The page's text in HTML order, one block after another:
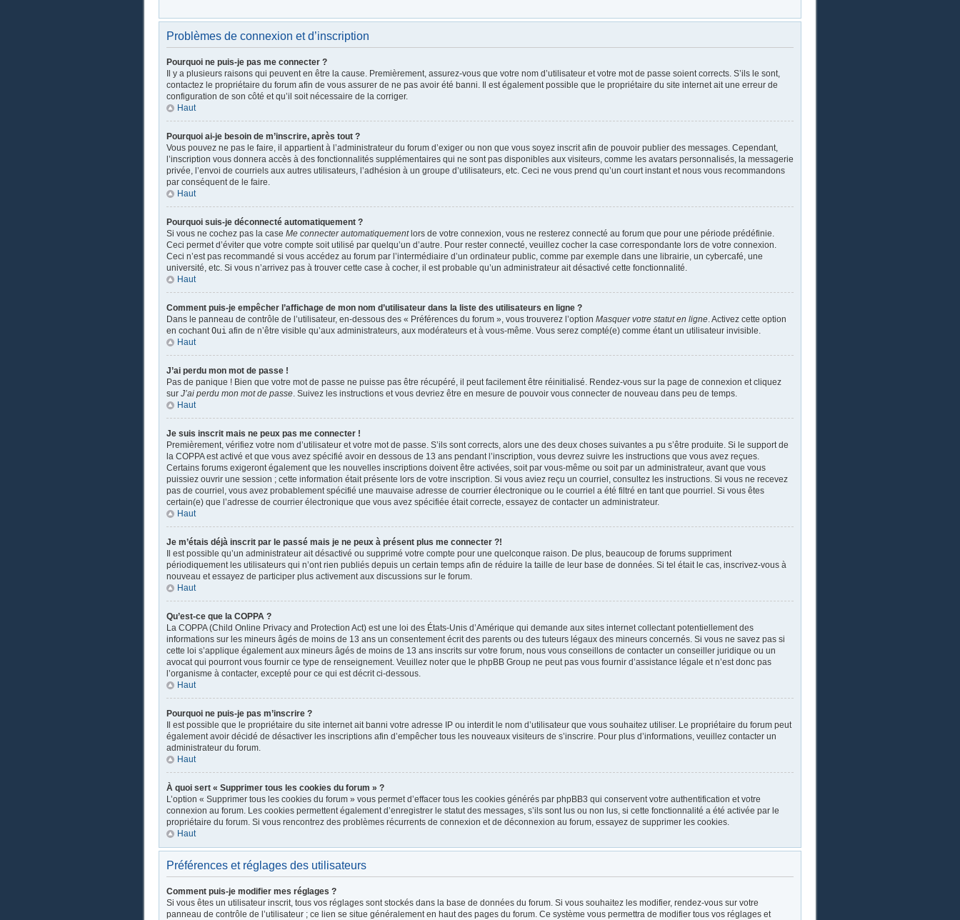
Problèmes de connexion et d’inscription
Pourquoi ne puis-je pas me connecter ?
Il y a plusieurs raisons qui peuvent en être la cause. Premièrement, assurez-vous que votre nom d’utilisateur et votre mot de passe soient corrects. S’ils le sont,
contactez le propriétaire du forum afin de vous assurer de ne pas avoir été banni. Il est également possible que le propriétaire du site internet ait une erreur de
configuration de son côté et qu’il soit nécessaire de la corriger.
Haut
Pourquoi ai-je besoin de m’inscrire, après tout ?
Vous pouvez ne pas le faire, il appartient à l’administrateur du forum d’exiger ou non que vous soyez inscrit afin de pouvoir publier des messages. Cependant,
l’inscription vous donnera accès à des fonctionnalités supplémentaires qui ne sont pas disponibles aux visiteurs, comme les avatars personnalisés, la messagerie
privée, l’envoi de courriels aux autres utilisateurs, l’adhésion à un groupe d’utilisateurs, etc. Ceci ne vous prend qu’un court instant et nous vous recommandons
par conséquent de le faire.
Haut
Pourquoi suis-je déconnecté automatiquement ?
Si vous ne cochez pas la case Me connecter automatiquementlors de votre connexion, vous ne resterez connecté au forum que pour une période prédéfinie.
Ceci permet d’éviter que votre compte soit utilisé par quelqu’un d’autre. Pour rester connecté, veuillez cocher la case correspondante lors de votre connexion.
Ceci n’est pas recommandé si vous accédez au forum par l’intermédiaire d’un ordinateur public, comme par exemple dans une librairie, un cybercafé, une
université, etc. Si vous n’arrivez pas à trouver cette case à cocher, il est probable qu’un administrateur ait désactivé cette fonctionnalité.
Haut
Comment puis-je empêcher l’affichage de mon nom d’utilisateur dans la liste des utilisateurs en ligne ?
Dans le panneau de contrôle de l’utilisateur, en-dessous des « Préférences du forum », vous trouverez l’option Masquer votre statut en ligne. Activez cette option
en cochantOui afin de n’être visible qu’aux administrateurs, aux modérateurs et à vous-même. Vous serez compté(e) comme étant un utilisateur invisible.
Haut
J’ai perdu mon mot de passe !
Pas de panique ! Bien que votre mot de passe ne puisse pas être récupéré, il peut facilement être réinitialisé. Rendez-vous sur la page de connexion et cliquez
sur J’ai perdu mon mot de passe. Suivez les instructions et vous devriez être en mesure de pouvoir vous connecter de nouveau dans peu de temps.
Haut
Je suis inscrit mais ne peux pas me connecter !
Premièrement, vérifiez votre nom d’utilisateur et votre mot de passe. S’ils sont corrects, alors une des deux choses suivantes a pu s’être produite. Si le support de
la COPPA est activé et que vous avez spécifié avoir en dessous de 13 ans pendant l’inscription, vous devrez suivre les instructions que vous avez reçues.
Certains forums exigeront également que les nouvelles inscriptions doivent être activées, soit par vous-même ou soit par un administrateur, avant que vous
puissiez ouvrir une session ; cette information était présente lors de votre inscription. Si vous aviez reçu un courriel, consultez les instructions. Si vous ne recevez
pas de courriel, vous avez probablement spécifié une mauvaise adresse de courrier électronique ou le courriel a été filtré en tant que pourriel. Si vous êtes
certain(e) que l’adresse de courrier électronique que vous avez spécifiée était correcte, essayez de contacter un administrateur.
Haut
Je m’étais déjà inscrit par le passé mais je ne peux à présent plus me connecter ?!
Il est possible qu’un administrateur ait désactivé ou supprimé votre compte pour une quelconque raison. De plus, beaucoup de forums suppriment
périodiquement les utilisateurs qui n’ont rien publiés depuis un certain temps afin de réduire la taille de leur base de données. Si tel était le cas, inscrivez-vous à
nouveau et essayez de participer plus activement aux discussions sur le forum.
Haut
Qu’est-ce que la COPPA ?
La COPPA (Child Online Privacy and Protection Act) est une loi des États-Unis d’Amérique qui demande aux sites internet collectant potentiellement des
informations sur les mineurs âgés de moins de 13 ans un consentement écrit des parents ou des tuteurs légaux des mineurs concernés. Si vous ne savez pas si
cette loi s’applique également aux mineurs âgés de moins de 13 ans inscrits sur votre forum, nous vous conseillons de contacter un conseiller juridique ou un
avocat qui pourront vous fournir ce type de renseignement. Veuillez noter que le phpBB Group ne peut pas vous fournir d’assistance légale et n’est donc pas
l’organisme à contacter, excepté pour ce qui est décrit ci-dessous.
Haut
Pourquoi ne puis-je pas m’inscrire ?
Il est possible que le propriétaire du site internet ait banni votre adresse IP ou interdit le nom d’utilisateur que vous souhaitez utiliser. Le propriétaire du forum peut
également avoir décidé de désactiver les inscriptions afin d’empêcher tous les nouveaux visiteurs de s’inscrire. Pour plus d’informations, veuillez contacter un
administrateur du forum.
Haut
À quoi sert « Supprimer tous les cookies du forum » ?
L’option « Supprimer tous les cookies du forum » vous permet d’effacer tous les cookies générés par phpBB3 qui conservent votre authentification et votre
connexion au forum. Les cookies permettent également d’enregistrer le statut des messages, s’ils sont lus ou non lus, si cette fonctionnalité a été activée par le
propriétaire du forum. Si vous rencontrez des problèmes récurrents de connexion et de déconnexion au forum, essayez de supprimer les cookies.
Haut
Préférences et réglages des utilisateurs
Comment puis-je modifier mes réglages ?
Si vous êtes un utilisateur inscrit, tous vos réglages sont stockés dans la base de données du forum. Si vous souhaitez les modifier, rendez-vous sur votre
panneau de contrôle de l’utilisateur ; ce lien se situe généralement en haut des pages du forum. Ce système vous permettra de modifier tous vos réglages et